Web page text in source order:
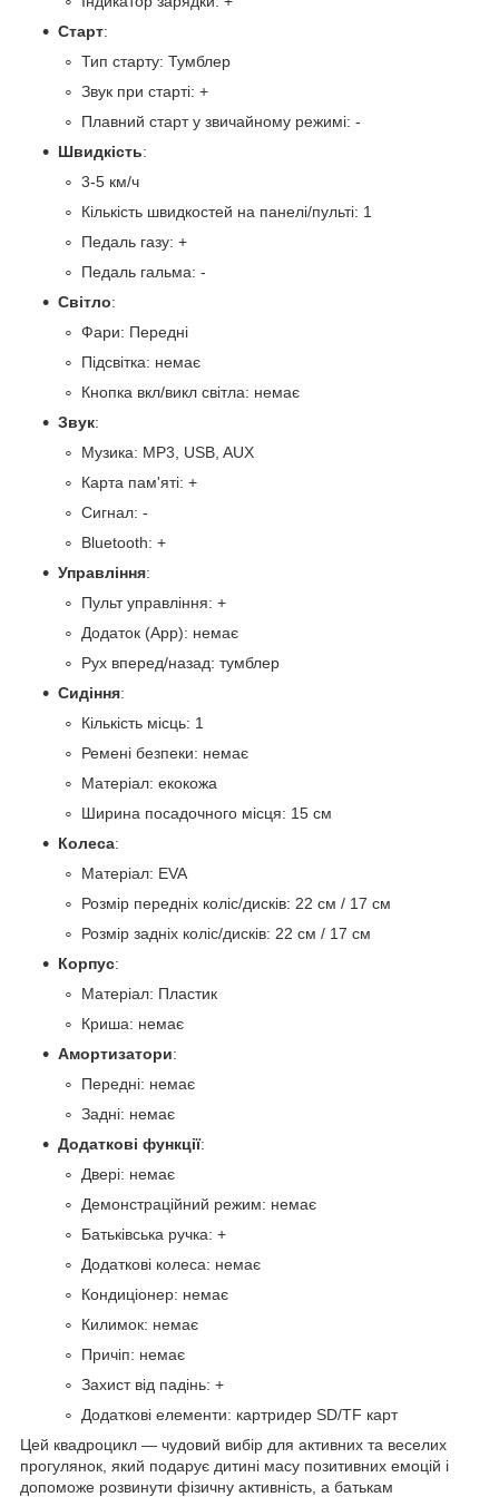
Старт:
Тип старту: Тумблер
Звук при старті: +
Плавний старт у звичайному режимі: -
Швидкість:
3-5 км/ч
Кількість швидкостей на панелі/пульті: 1
Педаль газу: +
Педаль гальма: -
Світло:
Фари: Передні
Підсвітка: немає
Кнопка вкл/викл світла: немає
Звук:
Музика: MP3, USB, AUX
Карта пам'яті: +
Сигнал: -
Bluetooth: +
Управління:
Пульт управління: +
Додаток (App): немає
Рух вперед/назад: тумблер
Сидіння:
Кількість місць: 1
Ремені безпеки: немає
Матеріал: екокожа
Ширина посадочного місця: 15 см
Колеса:
Матеріал: EVA
Розмір передніх коліс/дисків: 22 см / 17 см
Розмір задніх коліс/дисків: 22 см / 17 см
Корпус:
Матеріал: Пластик
Криша: немає
Амортизатори:
Передні: немає
Задні: немає
Додаткові функції:
Двері: немає
Демонстраційний режим: немає
Батьківська ручка: +
Додаткові колеса: немає
Кондиціонер: немає
Килимок: немає
Причіп: немає
Захист від падінь: +
Додаткові елементи: картридер SD/TF карт
Цей квадроцикл — чудовий вибір для активних та веселих
прогулянок, який подарує дитині масу позитивних емоцій і
допоможе розвинути фізичну активність, а батькам